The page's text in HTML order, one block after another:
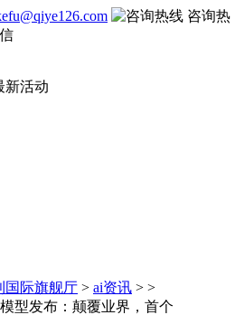
咨询热
新活动
国际旗舰厅 > ai资讯 > >
型发布：颠覆业界，首个